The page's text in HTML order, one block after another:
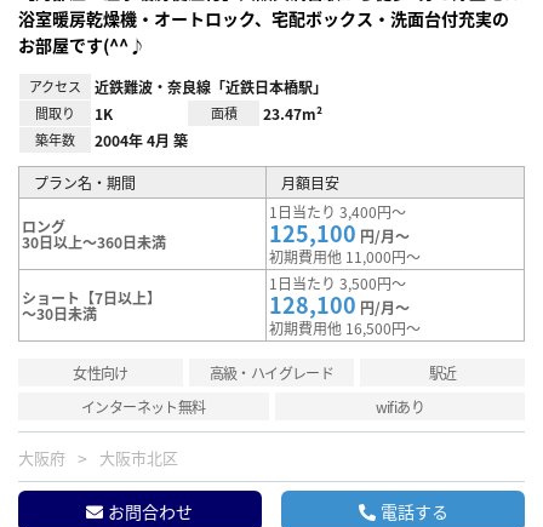
浴室暖房乾燥機・オートロック、宅配ボックス・洗面台付充実の
お部屋です(^^♪
アクセス 近鉄難波・奈良線「近鉄日本橋駅」
間取り 1K 面積 23.47m²
築年数 2004年 4月 築
プラン名・期間 月額目安
ロング
30日以上～360日未満
1日当たり 3,400円～
125,100 円/月～
初期費用他 11,000円～
ショート【7日以上】
～30日未満
1日当たり 3,500円～
128,100 円/月～
初期費用他 16,500円～
女性向け 高級・ハイグレード
駅近
インターネット無料
wifiあり
大阪府 大阪市北区
お問合わせ 電話する